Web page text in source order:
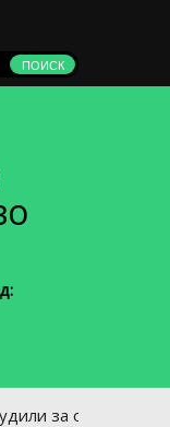
обман донского